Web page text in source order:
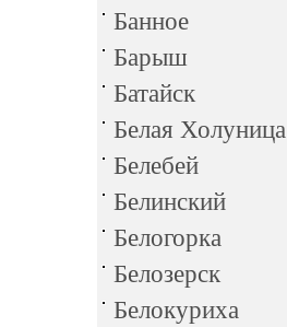
Банное
Барыш
Батайск
Белая Холуница
Белебей
Белинский
Белогорка
Белозерск
Белокуриха